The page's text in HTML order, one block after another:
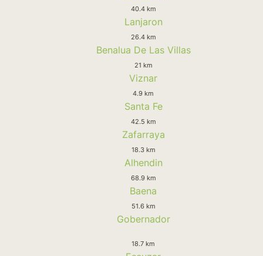
40.4 km
Lanjaron
26.4 km
Benalua De Las Villas
21 km
Viznar
4.9 km
Santa Fe
42.5 km
Zafarraya
18.3 km
Alhendin
68.9 km
Baena
51.6 km
Gobernador
18.7 km